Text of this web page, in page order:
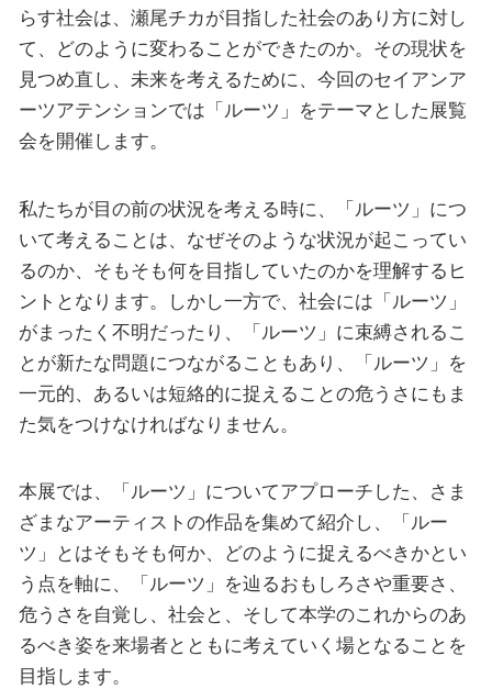
らす社会は、瀬尾チカが目指した社会のあり方に対し
て、どのように変わることができたのか。その現状を
見つめ直し、未来を考えるために、今回のセイアンア
ーツアテンションでは「ルーツ」をテーマとした展覧
会を開催します。
私たちが目の前の状況を考える時に、「ルーツ」につ
いて考えることは、なぜそのような状況が起こってい
るのか、そもそも何を目指していたのかを理解するヒ
ントとなります。しかし一方で、社会には「ルーツ」
がまったく不明だったり、「ルーツ」に束縛されるこ
とが新たな問題につながることもあり、「ルーツ」を
一元的、あるいは短絡的に捉えることの危うさにもま
た気をつけなければなりません。
本展では、「ルーツ」についてアプローチした、さま
ざまなアーティストの作品を集めて紹介し、「ルー
ツ」とはそもそも何か、どのように捉えるべきかとい
う点を軸に、「ルーツ」を辿るおもしろさや重要さ、
危うさを自覚し、社会と、そして本学のこれからのあ
るべき姿を来場者とともに考えていく場となることを
目指します。